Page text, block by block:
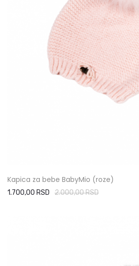
Kapica za bebe BabyMio (roze)
1.700,00 RSD 2.000,00 RSD